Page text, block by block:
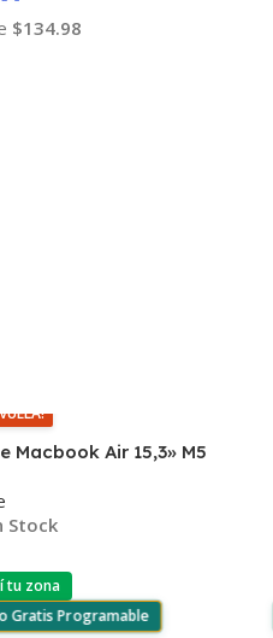
$134.98
Macbook Air 15,3» M5
Stock
tu zona
Gratis Programable